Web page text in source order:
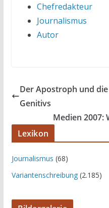
Chefredakteur
Journalismus
Autor
Der Apostroph und
Genitivs
Medien 2007:
Lexikon
Journalismus (68)
Variantenschreibung(2.185)